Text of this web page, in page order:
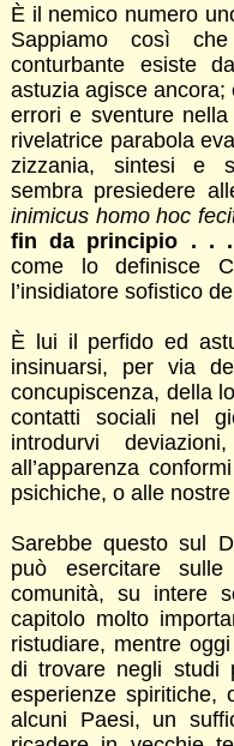
È il nemico numero
Sappiamo così
conturbante esiste
astuzia agisce
errori e sventure
rivelatrice parabola
zizzania, sintesi e
sembra presiedere
inimicus homo hoc
fin da principio . . .
come lo definisce
l’insidiatore sofistico
È lui il perfido ed
insinuarsi, per via
concupiscenza, della
contatti sociali nel
introdurvi
all’apparenza
psichiche, o alle
Sarebbe questo sul
può esercitare
comunità, su intere
capitolo molto
ristudiare, mentre
di trovare negli studi
esperienze spiritiche,
alcuni Paesi, un